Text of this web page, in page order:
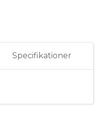
Specifikationer